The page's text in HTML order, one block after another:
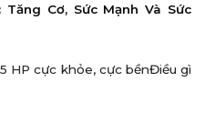
Cơ, Sức Mạnh Và Sức
HP cực khỏe, cực bềnĐiều gì